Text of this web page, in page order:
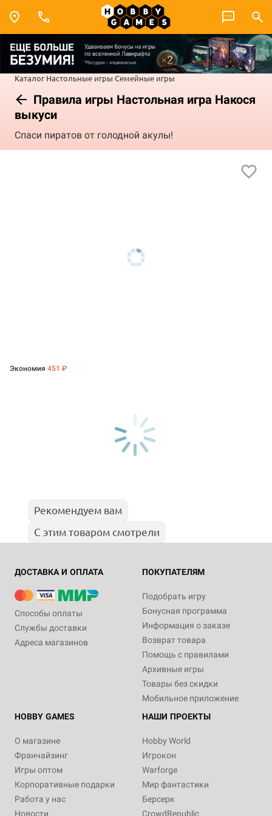
Каталог Настольные игры Семейные игры
Правила игры Настольная игра Накося
выкуси
Спаси пиратов от голодной акулы!
Экономия 451 ₽
Рекомендуем вам
С этим товаром смотрели
ДОСТАВКА И ОПЛАТА
Способы оплаты
Службы доставки
Адреса магазинов
ПОКУПАТЕЛЯМ
Подобрать игру
Бонусная программа
Информация о заказе
Возврат товара
Помощь с правилами
Архивные игры
Товары без скидки
Мобильное приложение
HOBBY GAMES
О магазине
Франчайзинг
Игры оптом
Корпоративные подарки
Работа у нас
Новости
НАШИ ПРОЕКТЫ
Hobby World
Игрокон
Warforge
Мир фантастики
Берсерк
CrowdRepublic